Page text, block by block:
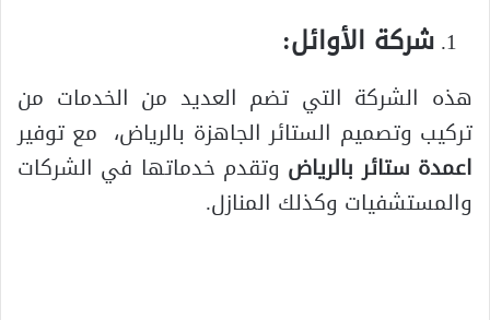
شركة الأوائل:
هذه الشركة التي تضم العديد من الخدمات من
تركيب وتصميم الستائر الجاهزة بالرياض، مع توفير
اعمدة ستائر بالرياض وتقدم خدماتها في الشركات
والمستشفيات وكذلك المنازل.